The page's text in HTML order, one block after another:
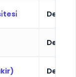
Devlet
Devlet
Devlet